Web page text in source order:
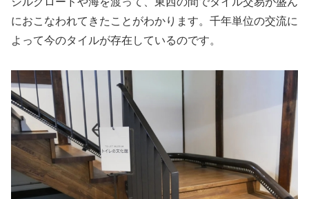
におこなわれてきたことがわかります。千年単位の交流に
よって今のタイルが存在しているのです。